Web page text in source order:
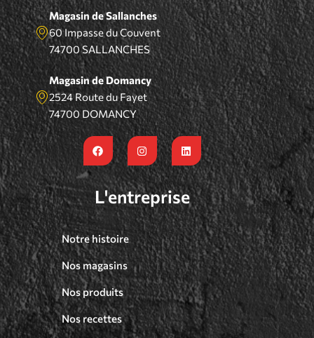
Magasin de Sallanches
60 Impasse du Couvent
74700 SALLANCHES
Magasin de Domancy
2524 Route du Fayet
74700 DOMANCY
L'entreprise
Notre histoire
Nos magasins
Nos produits
Nos recettes